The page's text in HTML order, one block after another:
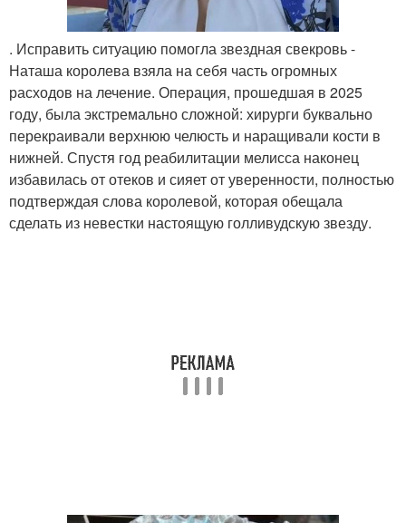
. Исправить ситуацию помогла звездная свекровь -
Наташа королева взяла на себя часть огромных
расходов на лечение. Операция, прошедшая в 2025
году, была экстремально сложной: хирурги буквально
перекраивали верхнюю челюсть и наращивали кости в
нижней. Спустя год реабилитации мелисса наконец
избавилась от отеков и сияет от уверенности, полностью
подтверждая слова королевой, которая обещала
сделать из невестки настоящую голливудскую звезду.